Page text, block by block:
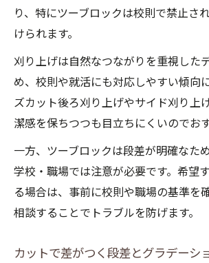
り、特にツーブロックは校則で禁止さ
けられます。
刈り上げは自然なつながりを重視した
め、校則や就活にも対応しやすい傾向
ズカット後ろ刈り上げやサイド刈り上
潔感を保ちつつも目立ちにくいのでおす
一方、ツーブロックは段差が明確なた
学校・職場では注意が必要です。希望
る場合は、事前に校則や職場の基準を
相談することでトラブルを防げます。
カットで差がつく段差とグラデーシ